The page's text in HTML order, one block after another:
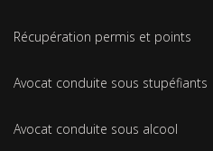
Récupération permis et points
Avocat conduite sous stupéfiants
Avocat conduite sous alcool